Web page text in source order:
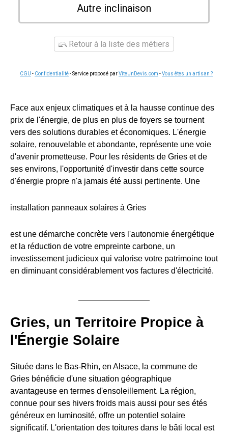
Autre inclinaison
Retour à la liste des métiers
CGU - Confidentialité- Service proposé parViteUnDevis.com -Vous êtes un artisan ?
Face aux enjeux climatiques et à la hausse continue des
prix de l'énergie, de plus en plus de foyers se tournent
vers des solutions durables et économiques. L'énergie
solaire, renouvelable et abondante, représente une voie
d'avenir prometteuse. Pour les résidents de Gries et de
ses environs, l'opportunité d'investir dans cette source
d'énergie propre n'a jamais été aussi pertinente. Une
installation panneaux solaires à Gries
est une démarche concrète vers l'autonomie énergétique
et la réduction de votre empreinte carbone, un
investissement judicieux qui valorise votre patrimoine tout
en diminuant considérablement vos factures d'électricité.
Gries, un Territoire Propice à
l'Énergie Solaire
Située dans le Bas-Rhin, en Alsace, la commune de
Gries bénéficie d'une situation géographique
avantageuse en termes d'ensoleillement. La région,
connue pour ses hivers froids mais aussi pour ses étés
généreux en luminosité, offre un potentiel solaire
significatif. L'orientation des toitures dans le bâti local est